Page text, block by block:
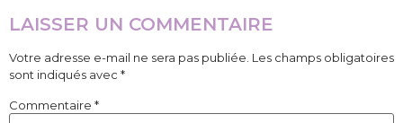
LAISSER UN COMMENTAIRE
Votre adresse e-mail ne sera pas publiée. Les champs obligatoires
sont indiqués avec *
Commentaire *